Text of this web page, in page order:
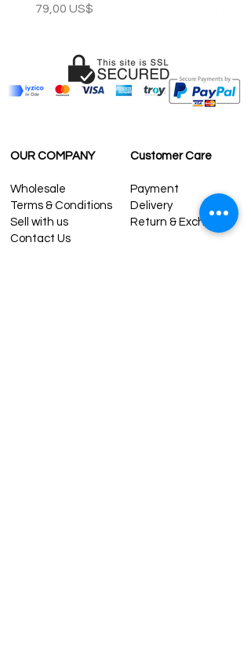
Precio
79,00 US$
OUR COMPANY
Wholesale
Terms & Conditions
Sell with us
Contact Us
Customer Care
Payment
Delivery
Return & Exchange